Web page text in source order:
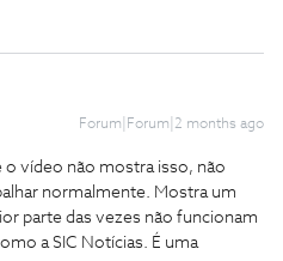
Forum|Forum|2 months ago
o vídeo não mostra isso, não
normalmente. Mostra um
parte das vezes não funcionam
a SIC Notícias. É uma